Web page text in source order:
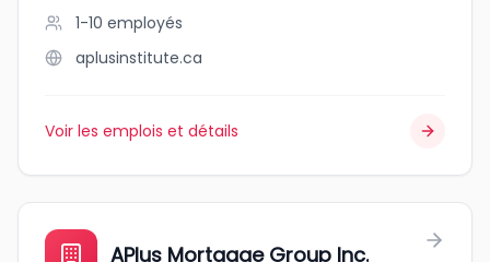
1-10 employés
aplusinstitute.ca
Voir les emplois et détails
APlus Mortgage Group Inc.